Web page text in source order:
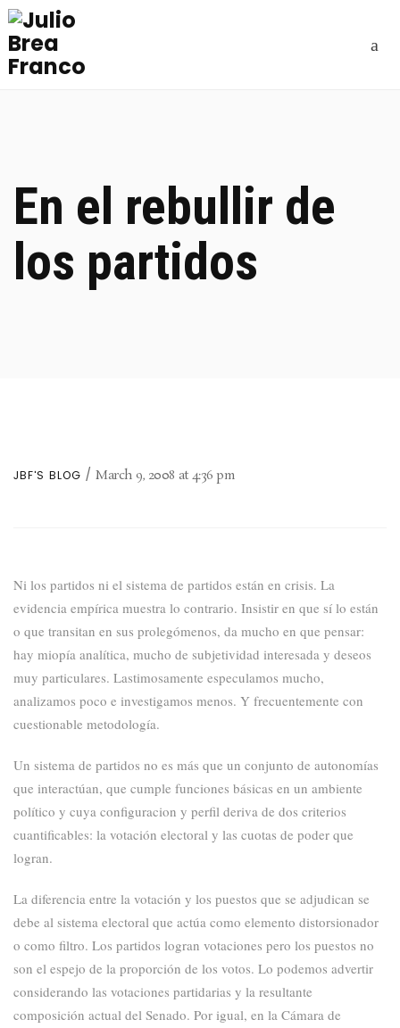
En el rebullir de
los partidos
JBF'S BLOG March 9, 2008 at 4:36 pm
Ni los partidos ni el sistema de partidos están en crisis. La
evidencia empírica muestra lo contrario. Insistir en que sí lo están
o que transitan en sus prolegómenos, da mucho en que pensar:
hay miopía analítica, mucho de subjetividad interesada y deseos
muy particulares. Lastimosamente especulamos mucho,
analizamos poco e investigamos menos. Y frecuentemente con
cuestionable metodología.
Un sistema de partidos no es más que un conjunto de autonomías
que interactúan, que cumple funciones básicas en un ambiente
político y cuya configuracion y perfil deriva de dos criterios
cuantificables: la votación electoral y las cuotas de poder que
logran.
La diferencia entre la votación y los puestos que se adjudican se
debe al sistema electoral que actúa como elemento distorsionador
o como filtro. Los partidos logran votaciones pero los puestos no
son el espejo de la proporción de los votos. Lo podemos advertir
considerando las votaciones partidarias y la resultante
composición actual del Senado. Por igual, en la Cámara de